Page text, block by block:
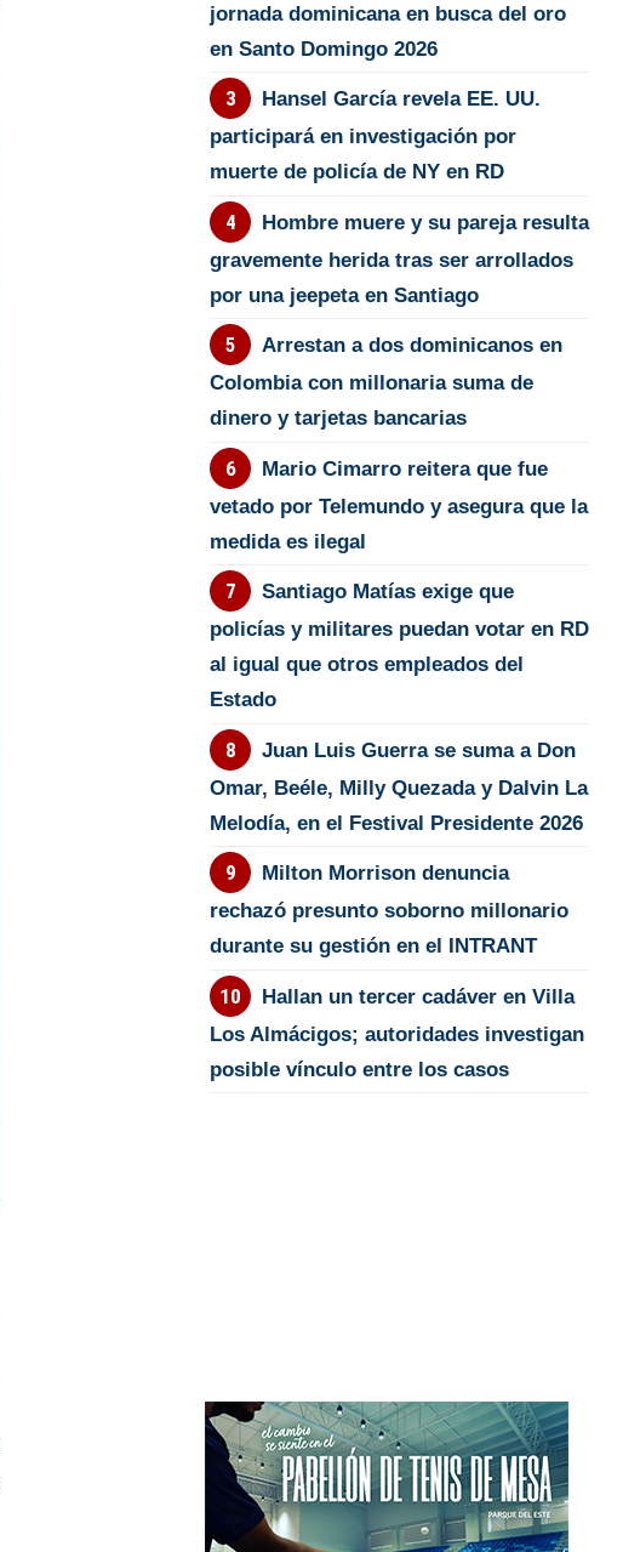
jornada dominicana en busca del oro
en Santo Domingo 2026
Hansel García revela EE. UU.
participará en investigación por
muerte de policía de NY en RD
Hombre muere y su pareja resulta
gravemente herida tras ser arrollados
por una jeepeta en Santiago
Arrestan a dos dominicanos en
Colombia con millonaria suma de
dinero y tarjetas bancarias
Mario Cimarro reitera que fue
vetado por Telemundo y asegura que la
medida es ilegal
Santiago Matías exige que
policías y militares puedan votar en RD
al igual que otros empleados del
Estado
Juan Luis Guerra se suma a Don
Omar, Beéle, Milly Quezada y Dalvin La
Melodía, en el Festival Presidente 2026
Milton Morrison denuncia
rechazó presunto soborno millonario
durante su gestión en el INTRANT
Hallan un tercer cadáver en Villa
Los Almácigos; autoridades investigan
posible vínculo entre los casos